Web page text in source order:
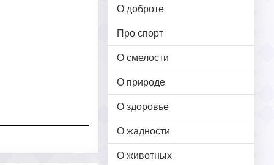
О доброте
Про спорт
О смелости
О природе
О здоровье
О жадности
О животных